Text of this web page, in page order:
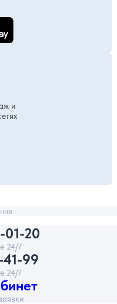
и
01-20
24/7
99
24/7